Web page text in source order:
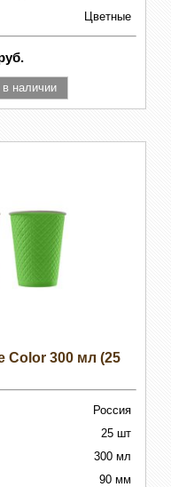
Цветные
Color 300 мл (25
Россия
25 шт
300 мл
90 мм